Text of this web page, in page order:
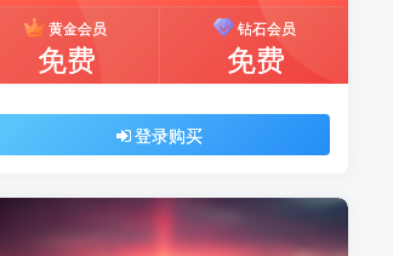
黄金会员
免费
钻石会员
免费
登录购买